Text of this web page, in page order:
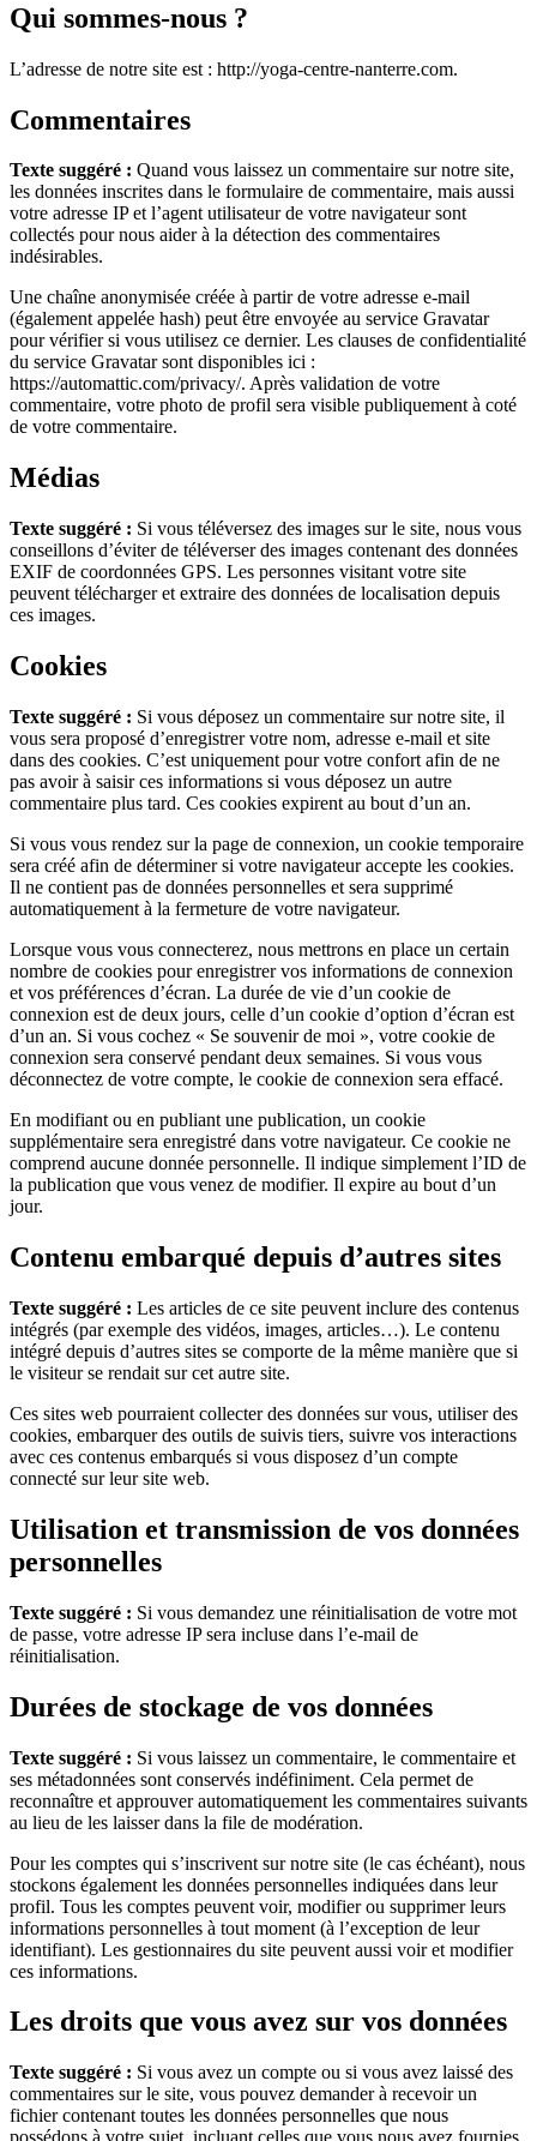
Qui sommes-nous ?
L’adresse de notre site est : http://yoga-centre-nanterre.com.
Commentaires
Texte suggéré : Quand vous laissez un commentaire sur notre site,
les données inscrites dans le formulaire de commentaire, mais aussi
votre adresse IP et l’agent utilisateur de votre navigateur sont
collectés pour nous aider à la détection des commentaires
indésirables.
Une chaîne anonymisée créée à partir de votre adresse e-mail
(également appelée hash) peut être envoyée au service Gravatar
pour vérifier si vous utilisez ce dernier. Les clauses de confidentialité
du service Gravatar sont disponibles ici :
https://automattic.com/privacy/. Après validation de votre
commentaire, votre photo de profil sera visible publiquement à coté
de votre commentaire.
Médias
Texte suggéré : Si vous téléversez des images sur le site, nous vous
conseillons d’éviter de téléverser des images contenant des données
EXIF de coordonnées GPS. Les personnes visitant votre site
peuvent télécharger et extraire des données de localisation depuis
ces images.
Cookies
Texte suggéré : Si vous déposez un commentaire sur notre site, il
vous sera proposé d’enregistrer votre nom, adresse e-mail et site
dans des cookies. C’est uniquement pour votre confort afin de ne
pas avoir à saisir ces informations si vous déposez un autre
commentaire plus tard. Ces cookies expirent au bout d’un an.
Si vous vous rendez sur la page de connexion, un cookie temporaire
sera créé afin de déterminer si votre navigateur accepte les cookies.
Il ne contient pas de données personnelles et sera supprimé
automatiquement à la fermeture de votre navigateur.
Lorsque vous vous connecterez, nous mettrons en place un certain
nombre de cookies pour enregistrer vos informations de connexion
et vos préférences d’écran. La durée de vie d’un cookie de
connexion est de deux jours, celle d’un cookie d’option d’écran est
d’un an. Si vous cochez « Se souvenir de moi », votre cookie de
connexion sera conservé pendant deux semaines. Si vous vous
déconnectez de votre compte, le cookie de connexion sera effacé.
En modifiant ou en publiant une publication, un cookie
supplémentaire sera enregistré dans votre navigateur. Ce cookie ne
comprend aucune donnée personnelle. Il indique simplement l’ID de
la publication que vous venez de modifier. Il expire au bout d’un
jour.
Contenu embarqué depuis d’autres sites
Texte suggéré : Les articles de ce site peuvent inclure des contenus
intégrés (par exemple des vidéos, images, articles…). Le contenu
intégré depuis d’autres sites se comporte de la même manière que si
le visiteur se rendait sur cet autre site.
Ces sites web pourraient collecter des données sur vous, utiliser des
cookies, embarquer des outils de suivis tiers, suivre vos interactions
avec ces contenus embarqués si vous disposez d’un compte
connecté sur leur site web.
Utilisation et transmission de vos données
personnelles
Texte suggéré : Si vous demandez une réinitialisation de votre mot
de passe, votre adresse IP sera incluse dans l’e-mail de
réinitialisation.
Durées de stockage de vos données
Texte suggéré : Si vous laissez un commentaire, le commentaire et
ses métadonnées sont conservés indéfiniment. Cela permet de
reconnaître et approuver automatiquement les commentaires suivants
au lieu de les laisser dans la file de modération.
Pour les comptes qui s’inscrivent sur notre site (le cas échéant), nous
stockons également les données personnelles indiquées dans leur
profil. Tous les comptes peuvent voir, modifier ou supprimer leurs
informations personnelles à tout moment (à l’exception de leur
identifiant). Les gestionnaires du site peuvent aussi voir et modifier
ces informations.
Les droits que vous avez sur vos données
Texte suggéré : Si vous avez un compte ou si vous avez laissé des
commentaires sur le site, vous pouvez demander à recevoir un
fichier contenant toutes les données personnelles que nous